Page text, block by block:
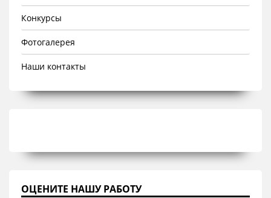
Конкурсы
Фотогалерея
Наши контакты
ОЦЕНИТЕ НАШУ РАБОТУ